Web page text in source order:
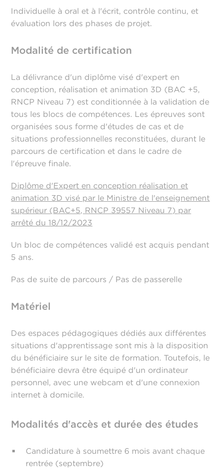
Individuelle à oral et à l'écrit, contrôle continu, et
évaluation lors des phases de projet.
Modalité de certification
La délivrance d'un diplôme visé d'expert en
conception, réalisation et animation 3D (BAC +5,
RNCP Niveau 7) est conditionnée à la validation de
tous les blocs de compétences. Les épreuves sont
organisées sous forme d'études de cas et de
situations professionnelles reconstituées, durant le
parcours de certification et dans le cadre de
l'épreuve finale.
Diplôme d'Expert en conception réalisation et
animation 3D visé par le Ministre de l'enseignement
supérieur (BAC+5, RNCP 39557 Niveau 7) par
arrêté du 18/12/2023
Un bloc de compétences validé est acquis pendant
5 ans.
Pas de suite de parcours / Pas de passerelle
Matériel
Des espaces pédagogiques dédiés aux différentes
situations d'apprentissage sont mis à la disposition
du bénéficiaire sur le site de formation. Toutefois, le
bénéficiaire devra être équipé d'un ordinateur
personnel, avec une webcam et d'une connexion
internet à domicile.
Modalités d'accès et durée des études
Candidature à soumettre 6 mois avant chaque
rentrée (septembre)